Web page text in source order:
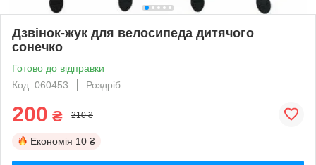
Дзвінок-жук для велосипеда дитячого
сонечко
Готово до відправки
Код: 060453
Роздріб
200 ₴ 210 ₴
Економія 10 ₴